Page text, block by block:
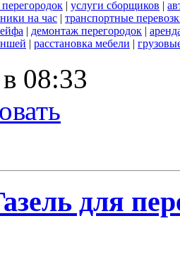
| услуги сборщиков |
на час | транспортные
| демонтаж перегородок |
| расстановка мебели |
08:33
для